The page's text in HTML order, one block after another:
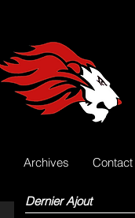
Archives Contact
Dernier Ajout